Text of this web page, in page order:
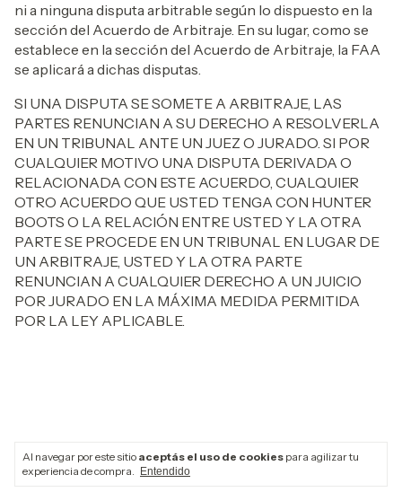
Al navegar por este sitio aceptás el uso de cookies para agilizar tu
experiencia de compra.
Entendido
ni a ninguna disputa arbitrable según lo dispuesto en la
sección del Acuerdo de Arbitraje. En su lugar, como se
establece en la sección del Acuerdo de Arbitraje, la FAA
se aplicará a dichas disputas.
SI UNA DISPUTA SE SOMETE A ARBITRAJE, LAS
PARTES RENUNCIAN A SU DERECHO A RESOLVERLA
EN UN TRIBUNAL ANTE UN JUEZ O JURADO. SI POR
CUALQUIER MOTIVO UNA DISPUTA DERIVADA O
RELACIONADA CON ESTE ACUERDO, CUALQUIER
OTRO ACUERDO QUE USTED TENGA CON HUNTER
BOOTS O LA RELACIÓN ENTRE USTED Y LA OTRA
PARTE SE PROCEDE EN UN TRIBUNAL EN LUGAR DE
UN ARBITRAJE, USTED Y LA OTRA PARTE
RENUNCIAN A CUALQUIER DERECHO A UN JUICIO
POR JURADO EN LA MÁXIMA MEDIDA PERMITIDA
POR LA LEY APLICABLE.
Newsletter